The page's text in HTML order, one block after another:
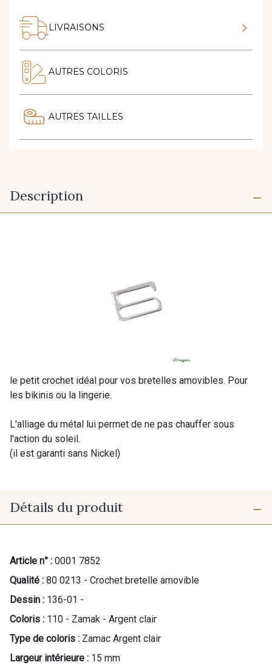
LIVRAISONS
AUTRES COLORIS
AUTRES TAILLES
Description
le petit crochet idéal pour vos bretelles amovibles. Pour
les bikinis ou la lingerie.
L'alliage du métal lui permet de ne pas chauffer sous
l'action du soleil.
(il est garanti sans Nickel)
Détails du produit
Article n° : 0001 7852
Qualité : 80 0213 - Crochet bretelle amovible
Dessin : 136-01 -
Coloris : 110 - Zamak - Argent clair
Type de coloris : Zamac Argent clair
Largeur intérieure : 15 mm